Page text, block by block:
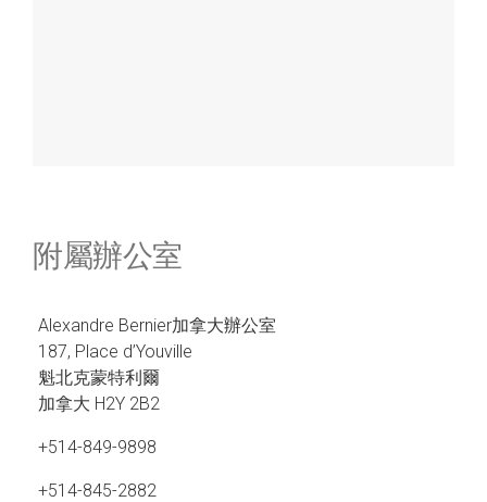
附屬辦公室
Alexandre Bernier加拿大辦公室
187, Place d’Youville
魁北克蒙特利爾
加拿大 H2Y 2B2
+514-849-9898
+514-845-2882